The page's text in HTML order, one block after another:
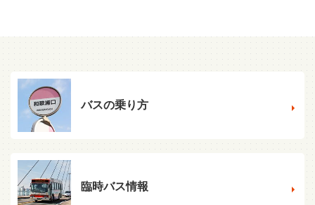
バスの乗り方
臨時バス情報